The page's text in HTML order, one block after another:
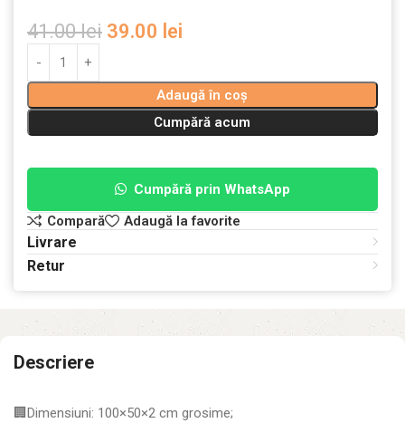
41.00lei 39.00 lei
Adaugă în coș
Cumpără acum
Cumpără prin WhatsApp
Compară
Adaugă la favorite
Livrare
Retur
Descriere
🏢Dimensiuni: 100×50×2 cm grosime;